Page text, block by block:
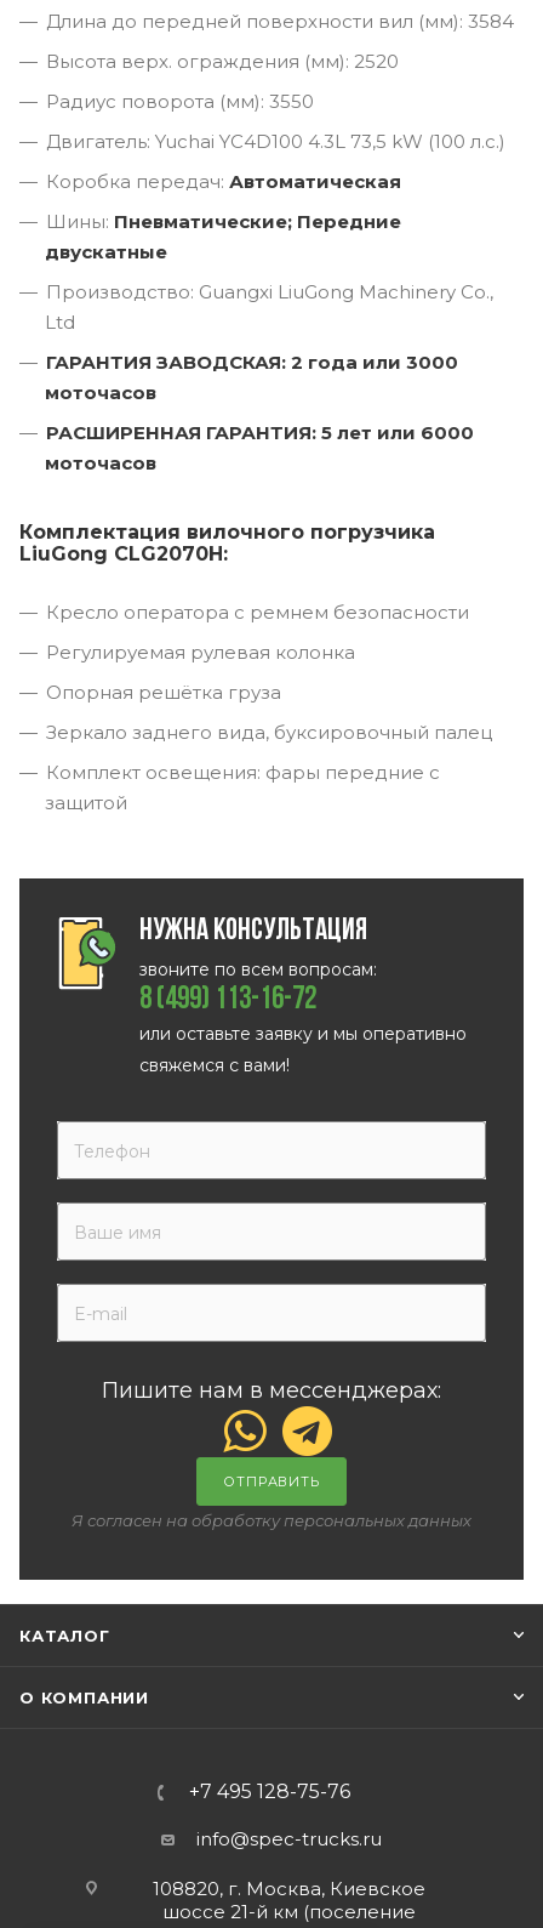
Длина до передней поверхности вил (мм): 3584
Высота верх. ограждения (мм): 2520
Радиус поворота (мм): 3550
Двигатель: Yuchai YC4D100 4.3L 73,5 kW (100 л.с.)
Коробка передач: Автоматическая
Шины: Пневматические; Передние
двускатные
Производство: Guangxi LiuGong Machinery Co.,
Ltd
ГАРАНТИЯ ЗАВОДСКАЯ: 2 года или 3000
моточасов
РАСШИРЕННАЯ ГАРАНТИЯ: 5 лет или 6000
моточасов
Комплектация вилочного погрузчика
LiuGong CLG2070H:
Кресло оператора с ремнем безопасности
Регулируемая рулевая колонка
Опорная решётка груза
Зеркало заднего вида, буксировочный палец
Комплект освещения: фары передние с
защитой
Нужна консультация
звоните по всем вопросам:
8 (499) 113-16-72
или оставьте заявку и мы оперативно
свяжемся с вами!
Пишите нам в мессенджерах:
ОТПРАВИТЬ
Я согласен на обработку персональных данных
КАТАЛОГ
О КОМПАНИИ
+7 495 128-75-76
info@spec-trucks.ru
108820, г. Москва, Киевское
шоссе 21-й км (поселение